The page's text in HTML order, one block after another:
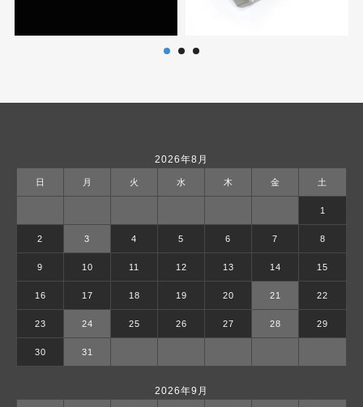
2026年8月
日 月 火 水 木 金 土
1
2 3 4 5 6 7 8
9 10 11 12 13 14 15
16 17 18 19 20 21 22
23 24 25 26 27 28 29
30 31
2026年9月